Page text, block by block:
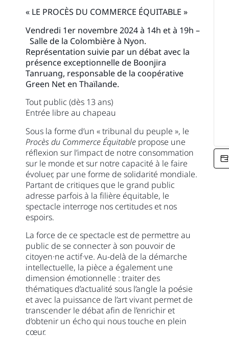
« LE PROCÈS DU COMMERCE ÉQUITABLE »
Vendredi 1er novembre 2024 à 14h et à 19h –
Salle de la Colombière à Nyon.
Représentation suivie par un débatavec la
présence exceptionnellede Boonjira
Tanruang, responsable de la coopérative
Green Net en Thaïlande.
Tout public (dès 13 ans)
Entrée libre au chapeau
Sous la forme d’un « tribunal du peuple », le
Procès du Commerce Équitable propose une
réflexion sur l’impact de notre consommation
sur le monde et sur notre capacité à le faire
évoluer, par une forme de solidarité mondiale.
Partant de critiques que le grand public
adresse parfois à la filière équitable, le
spectacle interroge nos certitudes et nos
espoirs.
La force de ce spectacle est de permettre au
public de se connecter à son pouvoir de
citoyen·ne actif·ve. Au-delà de la démarche
intellectuelle, la pièce a également une
dimension émotionnelle : traiter des
thématiques d’actualité sous l’angle la poésie
et avec la puissance de l’art vivant permet de
transcender le débat afin de l’enrichir et
d’obtenir un écho qui nous touche en plein
cœur.